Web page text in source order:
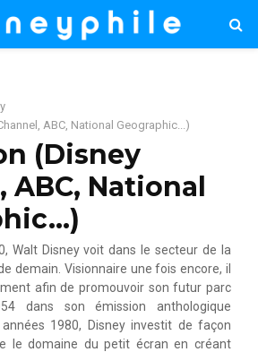
ABC, National Geographic...)
(Disney
ABC, National
Walt Disney voit dans le secteur de la
demain. Visionnaire une fois encore, il
afin de promouvoir son futur parc
dans son émission anthologique
1980, Disney investit de façon
le domaine du petit écran en créant